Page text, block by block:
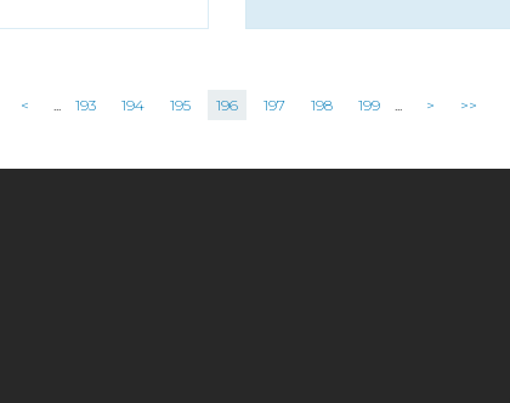
< ... 193 194 195 196 197 198 199 ... > >>